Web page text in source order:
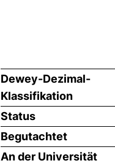
Dewey-Dezimal-
Klassifikation
Status
Begutachtet
An der Universität